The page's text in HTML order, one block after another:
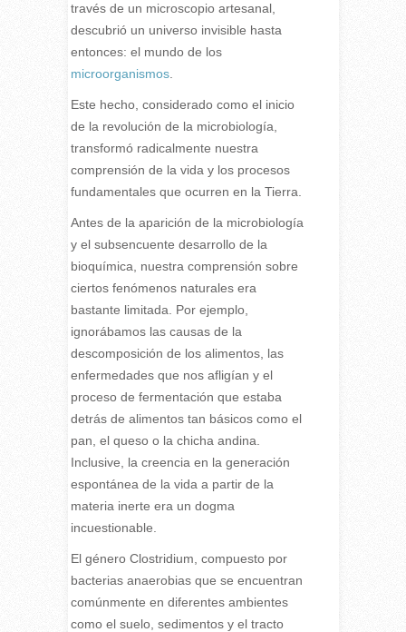
través de un microscopio artesanal,
descubrió un universo invisible hasta
entonces: el mundo de los
microorganismos.
Este hecho, considerado como el inicio
de la revolución de la microbiología,
transformó radicalmente nuestra
comprensión de la vida y los procesos
fundamentales que ocurren en la Tierra.
Antes de la aparición de la microbiología
y el subsencuente desarrollo de la
bioquímica, nuestra comprensión sobre
ciertos fenómenos naturales era
bastante limitada. Por ejemplo,
ignorábamos las causas de la
descomposición de los alimentos, las
enfermedades que nos afligían y el
proceso de fermentación que estaba
detrás de alimentos tan básicos como el
pan, el queso o la chicha andina.
Inclusive, la creencia en la generación
espontánea de la vida a partir de la
materia inerte era un dogma
incuestionable.
El género Clostridium, compuesto por
bacterias anaerobias que se encuentran
comúnmente en diferentes ambientes
como el suelo, sedimentos y el tracto